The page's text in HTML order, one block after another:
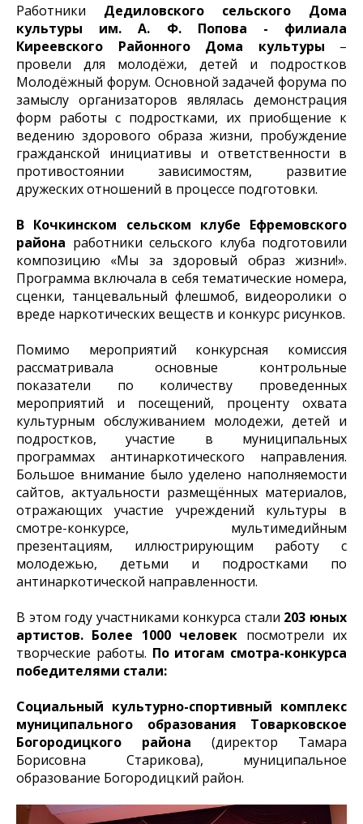
Работники Дедиловского сельского Дома
культуры им. А. Ф. Попова - филиала
Киреевского Районного Дома культуры –
провели для молодёжи, детей и подростков
Молодёжный форум. Основной задачей форума по
замыслу организаторов являлась демонстрация
форм работы с подростками, их приобщение к
ведению здорового образа жизни, пробуждение
гражданской инициативы и ответственности в
противостоянии зависимостям, развитие
дружеских отношений в процессе подготовки.
В Кочкинском сельском клубе Ефремовского
района работники сельского клуба подготовили
композицию «Мы за здоровый образ жизни!».
Программа включала в себя тематические номера,
сценки, танцевальный флешмоб, видеоролики о
вреде наркотических веществ и конкурс рисунков.
Помимо мероприятий конкурсная комиссия
рассматривала основные контрольные
показатели по количеству проведенных
мероприятий и посещений, проценту охвата
культурным обслуживанием молодежи, детей и
подростков, участие в муниципальных
программах антинаркотического направления.
Большое внимание было уделено наполняемости
сайтов, актуальности размещённых материалов,
отражающих участие учреждений культуры в
смотре-конкурсе, мультимедийным
презентациям, иллюстрирующим работу с
молодежью, детьми и подростками по
антинаркотической направленности.
В этом году участниками конкурса стали 203 юных
артистов. Более 1000 человек посмотрели их
творческие работы. По итогам смотра-конкурса
победителями стали:
Социальный культурно-спортивный комплекс
муниципального образования Товарковское
Богородицкого района (директор Тамара
Борисовна Старикова), муниципальное
образование Богородицкий район.